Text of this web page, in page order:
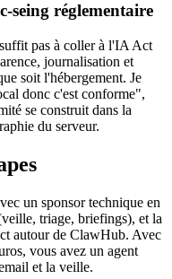
seing réglementaire
pas à coller à l'IA Act
journalisation et
soit l'hébergement. Je
donc c'est conforme",
se construit dans la
du serveur.
un sponsor technique en
triage, briefings), et la
autour de ClawHub. Avec
vous avez un agent
et la veille.